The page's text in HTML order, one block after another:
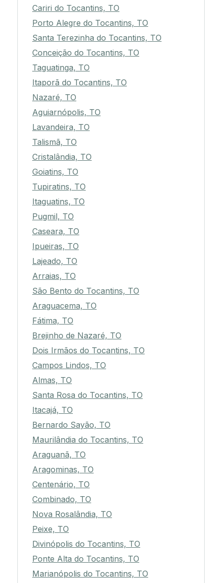
Cariri do Tocantins, TO
Porto Alegre do Tocantins, TO
Santa Terezinha do Tocantins, TO
Conceição do Tocantins, TO
Taguatinga, TO
Itaporã do Tocantins, TO
Nazaré, TO
Aguiarnópolis, TO
Lavandeira, TO
Talismã, TO
Cristalândia, TO
Goiatins, TO
Tupiratins, TO
Itaguatins, TO
Pugmil, TO
Caseara, TO
Ipueiras, TO
Lajeado, TO
Arraias, TO
São Bento do Tocantins, TO
Araguacema, TO
Fátima, TO
Brejinho de Nazaré, TO
Dois Irmãos do Tocantins, TO
Campos Lindos, TO
Almas, TO
Santa Rosa do Tocantins, TO
Itacajá, TO
Bernardo Sayão, TO
Maurilândia do Tocantins, TO
Araguanã, TO
Aragominas, TO
Centenário, TO
Combinado, TO
Nova Rosalândia, TO
Peixe, TO
Divinópolis do Tocantins, TO
Ponte Alta do Tocantins, TO
Marianópolis do Tocantins, TO